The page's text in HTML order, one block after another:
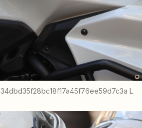
34dbd35f28bc18f17a45f76ee59d7c3a L